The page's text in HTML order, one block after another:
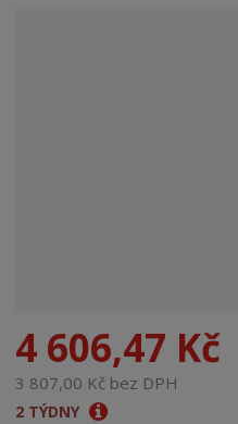
4 606,47 Kč
3 807,00 Kč bez DPH
2 TÝDNY